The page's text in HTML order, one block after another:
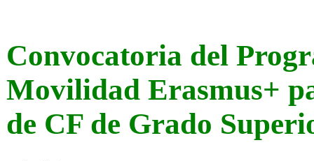
Convocatoria del
Movilidad Erasmus+
de CF de Grado